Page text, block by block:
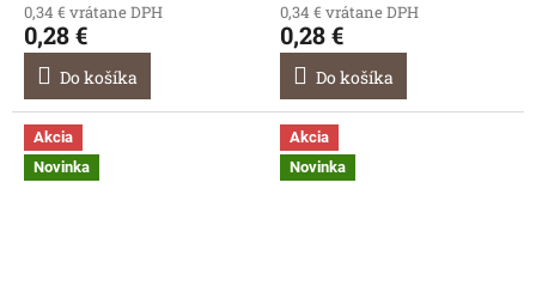
0,34 € vrátane DPH
0,28 €
Do košíka
0,34 € vrátane DPH
0,28 €
Do košíka
Akcia
Novinka
Akcia
Novinka